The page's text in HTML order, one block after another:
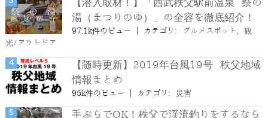
【潜入取材！】「西武秩父駅前温泉 祭の
湯（まつりのゆ）」の全容を徹底紹介！
97.1k件のビュー カテゴリ: グルメスポット , 観
光/アウトドア
【随時更新】2019年台風19号 秩父地域
情報まとめ
95k件のビュー カテゴリ: 災害
手ぶらでOK！秩父で渓流釣りをするなら